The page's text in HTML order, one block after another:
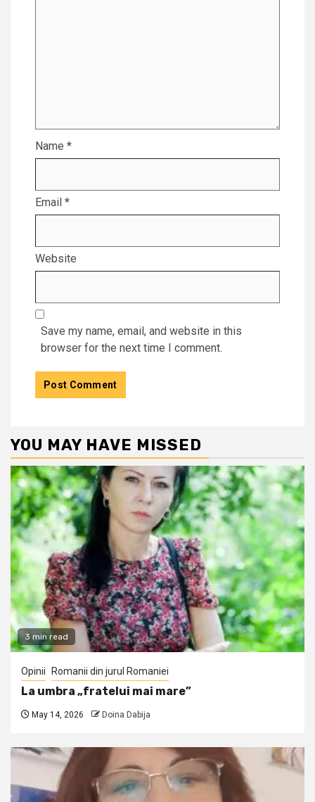
Name *
Email *
Website
Save my name, email, and website in this
browser for the next time I comment.
YOU MAY HAVE MISSED
3 min read
Opinii Romanii din jurul Romaniei
La umbra „fratelui mai mare”
May 14, 2026 Doina Dabija